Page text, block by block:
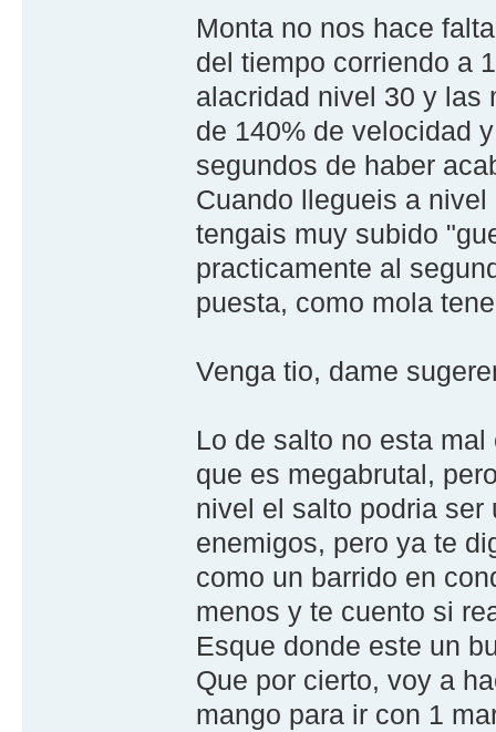
Monta no nos hace
del tiempo corriendo a
alacridad nivel 30 y las
de 140% de velocidad
segundos de haber
Cuando llegueis a
tengais muy subido
practicamente al
puesta, como mola
Venga tio, dame
Lo de salto no esta
que es megabrutal,
nivel el salto podria ser
enemigos, pero ya te
como un barrido en
menos y te cuento si
Esque donde este un
Que por cierto, voy a
mango para ir con 1